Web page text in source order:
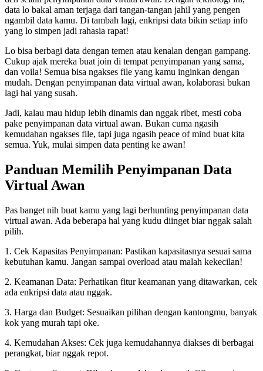
data lo bakal aman terjaga dari tangan-tangan jahil yang pengen
ngambil data kamu. Di tambah lagi, enkripsi data bikin setiap info
yang lo simpen jadi rahasia rapat!
Lo bisa berbagi data dengan temen atau kenalan dengan gampang.
Cukup ajak mereka buat join di tempat penyimpanan yang sama,
dan voila! Semua bisa ngakses file yang kamu inginkan dengan
mudah. Dengan penyimpanan data virtual awan, kolaborasi bukan
lagi hal yang susah.
Jadi, kalau mau hidup lebih dinamis dan nggak ribet, mesti coba
pake penyimpanan data virtual awan. Bukan cuma ngasih
kemudahan ngakses file, tapi juga ngasih peace of mind buat kita
semua. Yuk, mulai simpen data penting ke awan!
Panduan Memilih Penyimpanan Data
Virtual Awan
Pas banget nih buat kamu yang lagi berhunting penyimpanan data
virtual awan. Ada beberapa hal yang kudu diinget biar nggak salah
pilih.
1. Cek Kapasitas Penyimpanan: Pastikan kapasitasnya sesuai sama
kebutuhan kamu. Jangan sampai overload atau malah kekecilan!
2. Keamanan Data: Perhatikan fitur keamanan yang ditawarkan, cek
ada enkripsi data atau nggak.
3. Harga dan Budget: Sesuaikan pilihan dengan kantongmu, banyak
kok yang murah tapi oke.
4. Kemudahan Akses: Cek juga kemudahannya diakses di berbagai
perangkat, biar nggak repot.